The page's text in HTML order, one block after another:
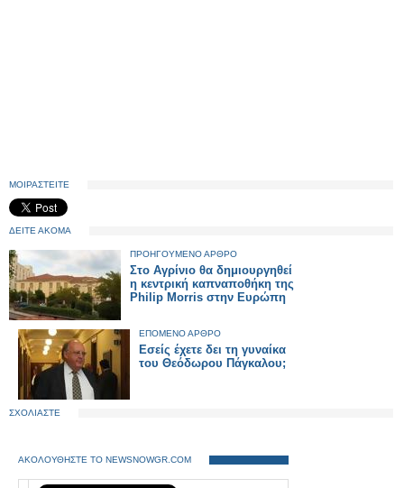
ΜΟΙΡΑΣΤΕΙΤΕ
ΔΕΙΤΕ ΑΚΟΜΑ
ΠΡΟΗΓΟΥΜΕΝΟ ΑΡΘΡΟ
Στο Αγρίνιο θα δημιουργηθεί
η κεντρική καπναποθήκη της
Philip Morris στην Ευρώπη
ΕΠΟΜΕΝΟ ΑΡΘΡΟ
Eσείς έχετε δει τη γυναίκα
του Θεόδωρου Πάγκαλου;
ΣΧΟΛΙΑΣΤΕ
ΑΚΟΛΟΥΘΗΣΤΕ ΤΟ NEWSNOWGR.COM